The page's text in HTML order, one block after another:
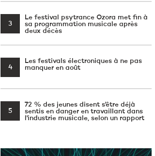
3
Le festival psytrance Ozora met fin à
sa programmation musicale après
deux décès
4
Les festivals électroniques à ne pas
manquer en août
5
72 % des jeunes disent s'être déjà
sentis en danger en travaillant dans
l'industrie musicale, selon un rapport